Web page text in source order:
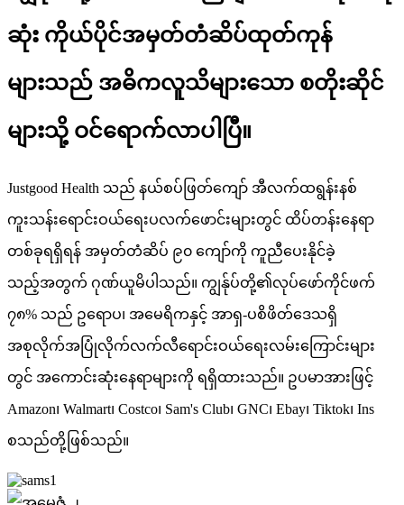
ဆုံး ကိုယ်ပိုင်အမှတ်တံဆိပ်ထုတ်ကုန်
များသည် အဓိကလူသိများသော စတိုးဆိုင်
များသို့ ဝင်ရောက်လာပါပြီ။
Justgood Health သည် နယ်စပ်ဖြတ်ကျော် အီလက်ထရွန်းနစ်
ကူးသန်းရောင်းဝယ်ရေးပလက်ဖောင်းများတွင် ထိပ်တန်းနေရာ
တစ်ခုရရှိရန် အမှတ်တံဆိပ် ၉၀ ကျော်ကို ကူညီပေးနိုင်ခဲ့
သည့်အတွက် ဂုဏ်ယူမိပါသည်။ ကျွန်ုပ်တို့၏လုပ်ဖော်ကိုင်ဖက်
၇၈% သည် ဥရောပ၊ အမေရိကနှင့် အာရှ-ပစိဖိတ်ဒေသရှိ
အစုလိုက်အပြုံလိုက်လက်လီရောင်းဝယ်ရေးလမ်းကြောင်းများ
တွင် အကောင်းဆုံးနေရာများကို ရရှိထားသည်။ ဥပမာအားဖြင့်
Amazon၊ Walmart၊ Costco၊ Sam's Club၊ GNC၊ Ebay၊ Tiktok၊ Ins
စသည်တို့ဖြစ်သည်။